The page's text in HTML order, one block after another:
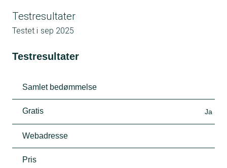
Testresultater
Testet i sep 2025
Testresultater
Samlet bedømmelse
Gratis Ja
Webadresse
Pris